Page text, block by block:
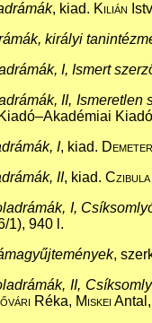
, kiad. Kilián
királyi
I, Ismert
II, Ismeretlen
I, kiad. Demeter
II, kiad. Czibula
I,
1), 940 l.
,
II,
Réka, Miskei